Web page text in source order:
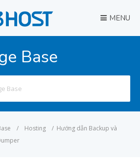
MENU
Base
/ Hosting / Hướng dẫn Backup và